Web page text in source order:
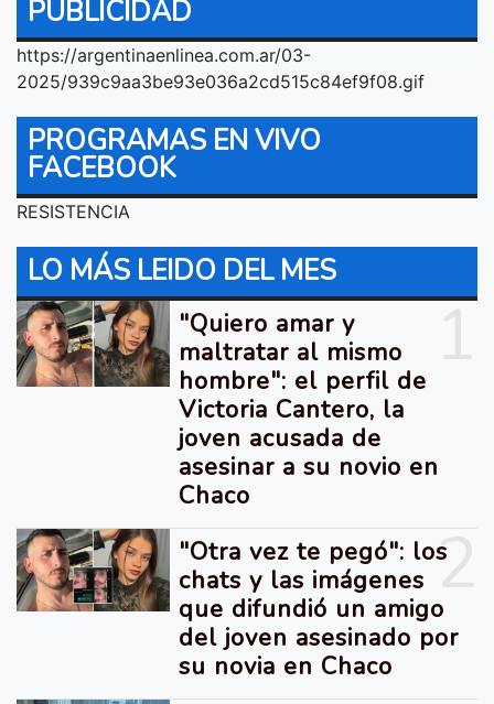
PUBLICIDAD
https://argentinaenlinea.com.ar/03-
2025/939c9aa3be93e036a2cd515c84ef9f08.gif
PROGRAMAS EN VIVO
FACEBOOK
RESISTENCIA
LO MÁS LEIDO DEL MES
"Quiero amar y
maltratar al mismo
hombre": el perfil de
Victoria Cantero, la
joven acusada de
asesinar a su novio en
Chaco
2
"Otra vez te pegó": los
chats y las imágenes
que difundió un amigo
del joven asesinado por
su novia en Chaco